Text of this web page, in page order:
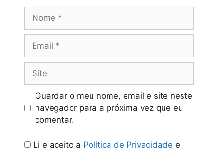
Nome
Email
Site
Guardar o meu nome, email e site neste
navegador para a próxima vez que eu
comentar.
Li e aceito a Política de Privacidade e